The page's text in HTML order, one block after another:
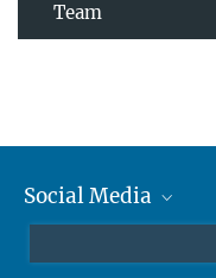
Team
Social Media